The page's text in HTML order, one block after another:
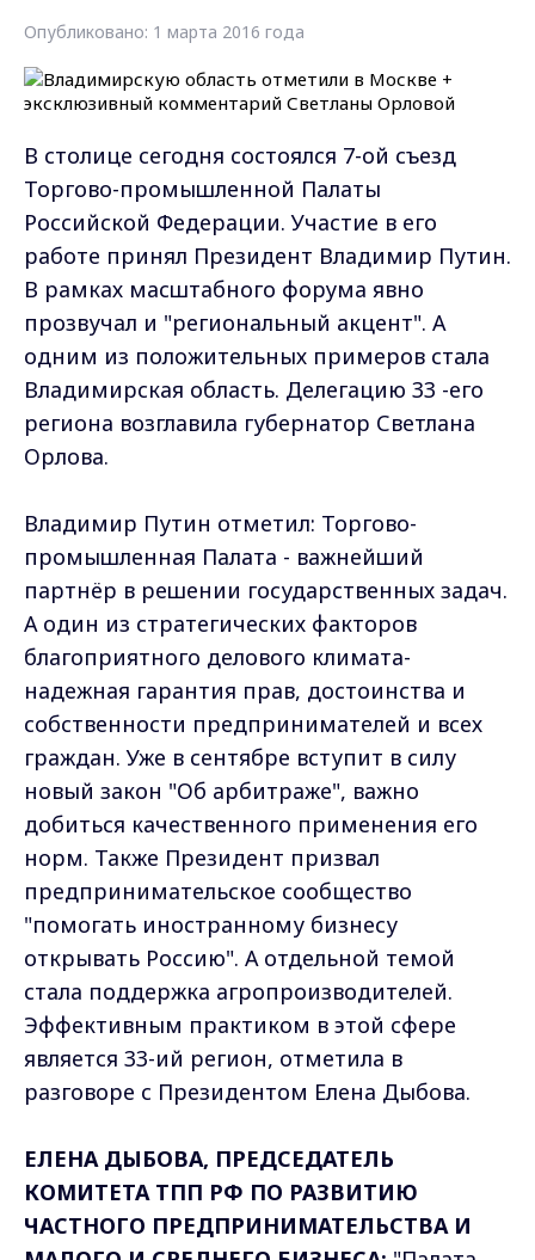
Опубликовано: 1 марта 2016 года
В столице сегодня состоялся 7-ой съезд
Торгово-промышленной Палаты
Российской Федерации. Участие в его
работе принял Президент Владимир Путин.
В рамках масштабного форума явно
прозвучал и "региональный акцент". А
одним из положительных примеров стала
Владимирская область. Делегацию 33 -его
региона возглавила губернатор Светлана
Орлова.
Владимир Путин отметил: Торгово-
промышленная Палата - важнейший
партнёр в решении государственных задач.
А один из стратегических факторов
благоприятного делового климата-
надежная гарантия прав, достоинства и
собственности предпринимателей и всех
граждан. Уже в сентябре вступит в силу
новый закон "Об арбитраже", важно
добиться качественного применения его
норм. Также Президент призвал
предпринимательское сообщество
"помогать иностранному бизнесу
открывать Россию". А отдельной темой
стала поддержка агропроизводителей.
Эффективным практиком в этой сфере
является 33-ий регион, отметила в
разговоре с Президентом Елена Дыбова.
ЕЛЕНА ДЫБОВА, ПРЕДСЕДАТЕЛЬ
КОМИТЕТА ТПП РФ ПО РАЗВИТИЮ
ЧАСТНОГО ПРЕДПРИНИМАТЕЛЬСТВА И